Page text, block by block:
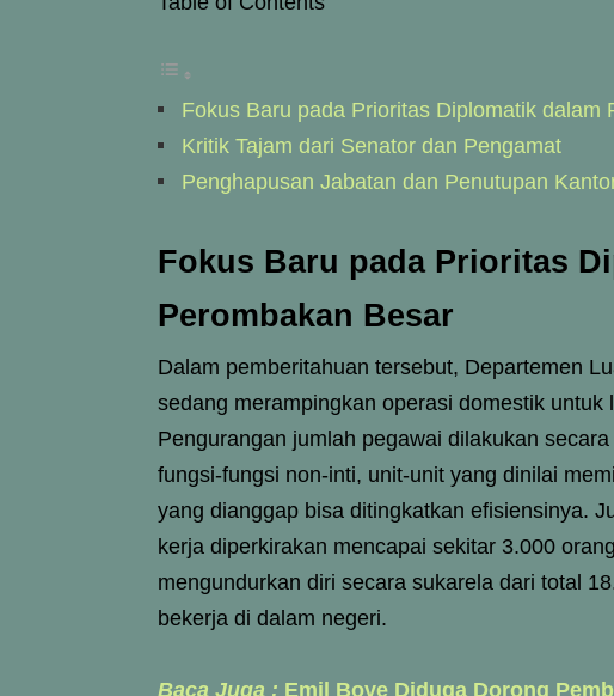
Fokus Baru pada Prioritas Diplomatik dalam
Kritik Tajam dari Senator dan Pengamat
Penghapusan Jabatan dan Penutupan
Fokus Baru pada Prioritas
Perombakan Besar
Dalam pemberitahuan tersebut, Departemen
sedang merampingkan operasi domestik
Pengurangan jumlah pegawai dilakukan
fungsi-fungsi non-inti, unit-unit yang dinilai
yang dianggap bisa ditingkatkan efisiensinya.
kerja diperkirakan mencapai sekitar 3.000
mengundurkan diri secara sukarela dari total
bekerja di dalam negeri.
Baca Juga : Emil Bove Diduga Dorong